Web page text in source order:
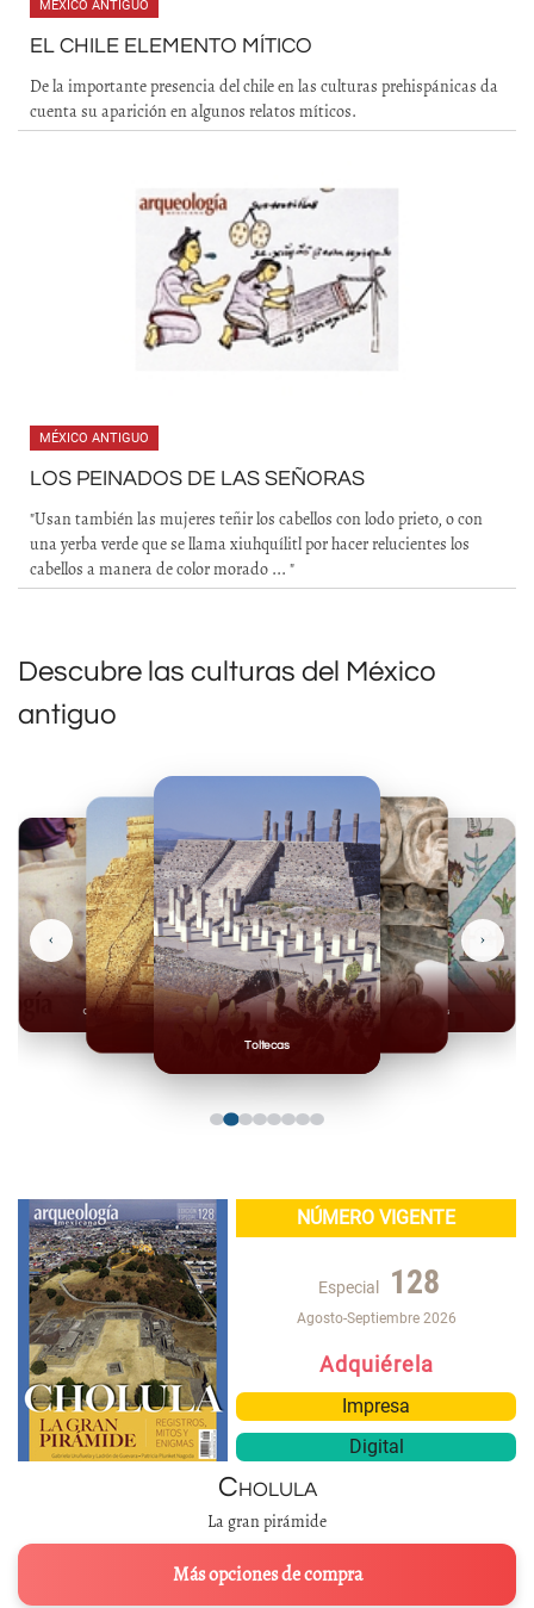
MÉXICO ANTIGUO
EL CHILE ELEMENTO MÍTICO
De la importante presencia del chile en las culturas prehispánicas da
cuenta su aparición en algunos relatos míticos.
MÉXICO ANTIGUO
LOS PEINADOS DE LAS SEÑORAS
"Usan también las mujeres teñir los cabellos con lodo prieto, o con
una yerba verde que se llama xiuhquílitl por hacer relucientes los
cabellos a manera de color morado ... "
Descubre las culturas del México
antiguo
Toltecas
Mexicas
Olmecas
‹ ›
NÚMERO VIGENTE
Especial 128
Agosto-Septiembre 2026
Adquiérela
Impresa
Digital
Cholula
La gran pirámide
Más opciones de compra